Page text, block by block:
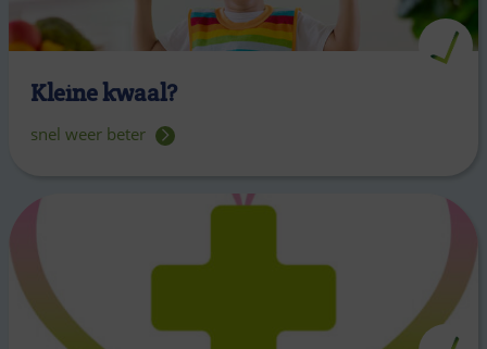
Kleine kwaal?
snel weer beter